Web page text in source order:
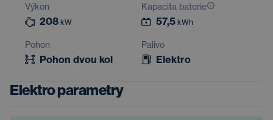
Výkon
208 kW
Kapacita baterie
57,5 kWh
Pohon
Pohon dvou kol
Palivo
Elektro
Elektro parametry